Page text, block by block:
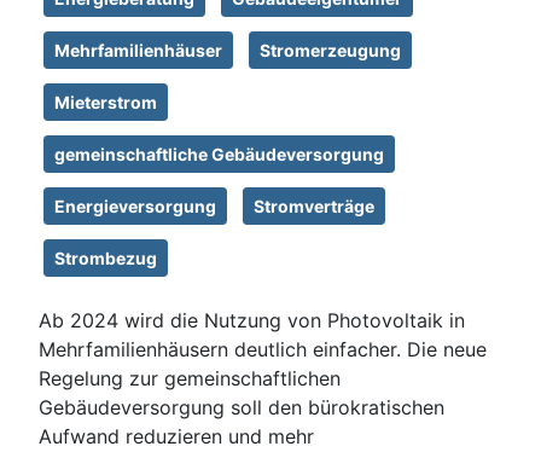
Mehrfamilienhäuser Stromerzeugung
Mieterstrom
gemeinschaftliche Gebäudeversorgung
Energieversorgung Stromverträge
Strombezug
Ab 2024 wird die Nutzung von Photovoltaik in
Mehrfamilienhäusern deutlich einfacher. Die neue
Regelung zur gemeinschaftlichen
Gebäudeversorgung soll den bürokratischen
Aufwand reduzieren und mehr